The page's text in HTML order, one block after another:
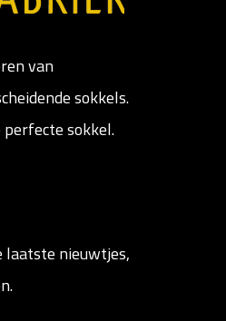
van
sokkels.
sokkel.
laatste nieuwtjes,